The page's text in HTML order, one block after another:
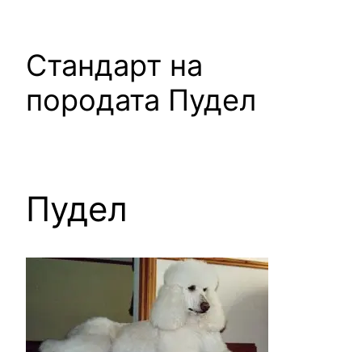
Стандарт на
породата Пудел
Пудел